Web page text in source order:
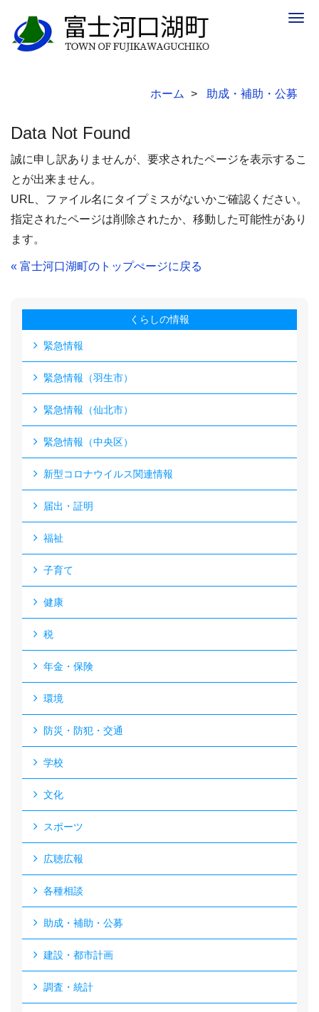
ホーム 助成・補助・公募
Data Not Found
誠に申し訳ありませんが、要求されたページを表示するこ
とが出来ません。
URL、ファイル名にタイプミスがないかご確認ください。
指定されたページは削除されたか、移動した可能性があり
ます。
« 富士河口湖町のトップぺージに戻る
くらしの情報
緊急情報
緊急情報（羽生市）
緊急情報（仙北市）
緊急情報（中央区）
新型コロナウイルス関連情報
届出・証明
福祉
子育て
健康
税
年金・保険
環境
防災・防犯・交通
学校
文化
スポーツ
広聴広報
各種相談
助成・補助・公募
建設・都市計画
調査・統計